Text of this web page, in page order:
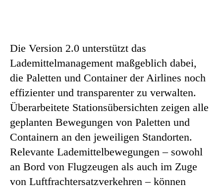
Die Version 2.0 unterstützt das
Lademittelmanagement maßgeblich dabei,
die Paletten und Container der Airlines noch
effizienter und transparenter zu verwalten.
Überarbeitete Stationsübersichten zeigen alle
geplanten Bewegungen von Paletten und
Containern an den jeweiligen Standorten.
Relevante Lademittelbewegungen – sowohl
an Bord von Flugzeugen als auch im Zuge
von Luftfrachtersatzverkehren – können